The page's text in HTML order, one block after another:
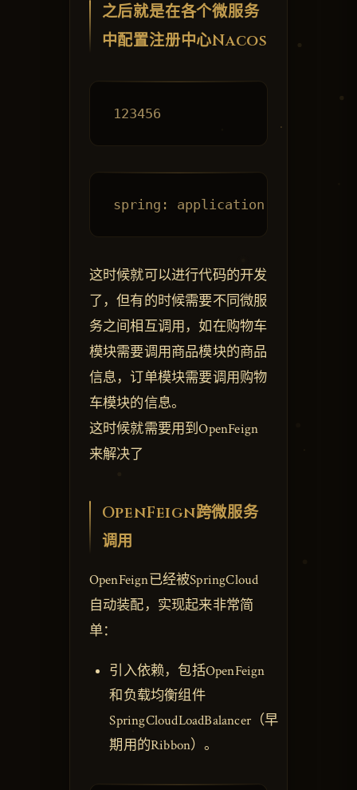
之后就是在各个微服务
中配置注册中心Nacos
这时候就可以进行代码的开发
了，但有的时候需要不同微服
务之间相互调用，如在购物车
模块需要调用商品模块的商品
信息，订单模块需要调用购物
车模块的信息。
这时候就需要用到OpenFeign
来解决了
OpenFeign跨微服务
调用
OpenFeign已经被SpringCloud
自动装配，实现起来非常简
单：
引入依赖，包括OpenFeign
和负载均衡组件
SpringCloudLoadBalancer（早
期用的Ribbon）。